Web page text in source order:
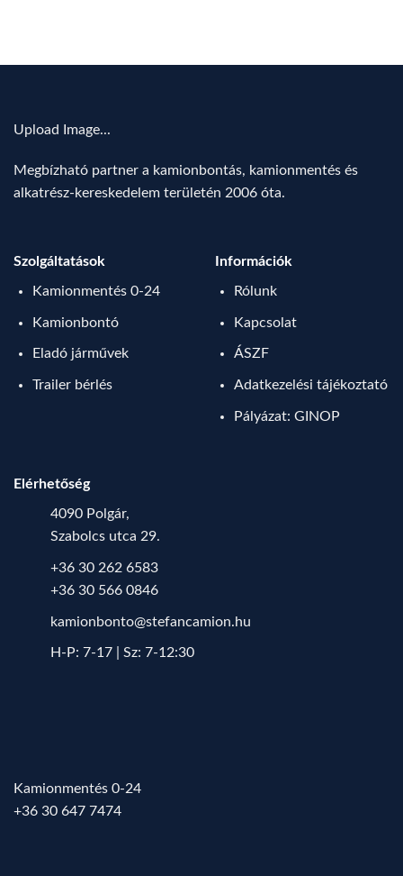
Upload Image...
Megbízható partner a kamionbontás, kamionmentés és
alkatrész-kereskedelem területén 2006 óta.
Szolgáltatások
Kamionmentés 0-24
Kamionbontó
Eladó járművek
Trailer bérlés
Információk
Rólunk
Kapcsolat
ÁSZF
Adatkezelési tájékoztató
Pályázat: GINOP
Elérhetőség
4090 Polgár,
Szabolcs utca 29.
+36 30 262 6583
+36 30 566 0846
kamionbonto@stefancamion.hu
H-P: 7-17 | Sz: 7-12:30
Kamionmentés 0-24
+36 30 647 7474